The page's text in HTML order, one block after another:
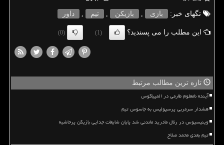
تگهای خبر:
بازی , بازیكن , تیم , داور
این مطلب را می پسندید؟ (1)
(0)
تازه ترین مطالب مرتبط
آینده نامعلوم طارمی در المپیاکوس
هشدار سرمربی پرسپولیس به جاسوس تیم
وینیسیوس در رئال مادرید ماندنی شد پایان شایعات جدایی بازیکن پرحاشیه
تیم بعدی محمد صلاح